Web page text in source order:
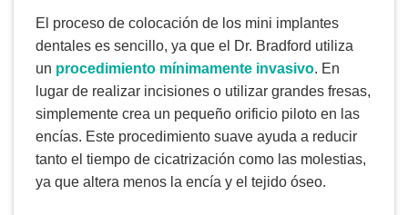
El proceso de colocación de los mini implantes
dentales es sencillo, ya que el Dr. Bradford utiliza
un procedimiento mínimamente invasivo. En
lugar de realizar incisiones o utilizar grandes fresas,
simplemente crea un pequeño orificio piloto en las
encías. Este procedimiento suave ayuda a reducir
tanto el tiempo de cicatrización como las molestias,
ya que altera menos la encía y el tejido óseo.